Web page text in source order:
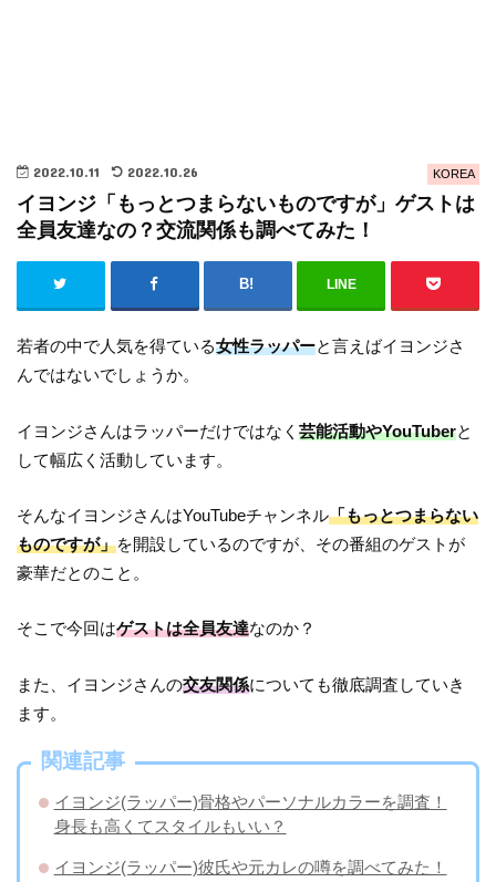
KOREA
2022.10.11 2022.10.26
イヨンジ「もっとつまらないものですが」ゲストは
全員友達なの？交流関係も調べてみた！
LINE
若者の中で人気を得ている女性ラッパーと言えばイヨンジさ
んではないでしょうか。
イヨンジさんはラッパーだけではなく芸能活動やYouTuberと
して幅広く活動しています。
そんなイヨンジさんはYouTubeチャンネル「もっとつまらない
ものですが」を開設しているのですが、その番組のゲストが
豪華だとのこと。
そこで今回はゲストは全員友達なのか？
また、イヨンジさんの交友関係についても徹底調査していき
ます。
関連記事
イヨンジ(ラッパー)骨格やパーソナルカラーを調査！
身長も高くてスタイルもいい？
イヨンジ(ラッパー)彼氏や元カレの噂を調べてみた！